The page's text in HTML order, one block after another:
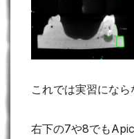
これでは実習になら
右下の7や8でも